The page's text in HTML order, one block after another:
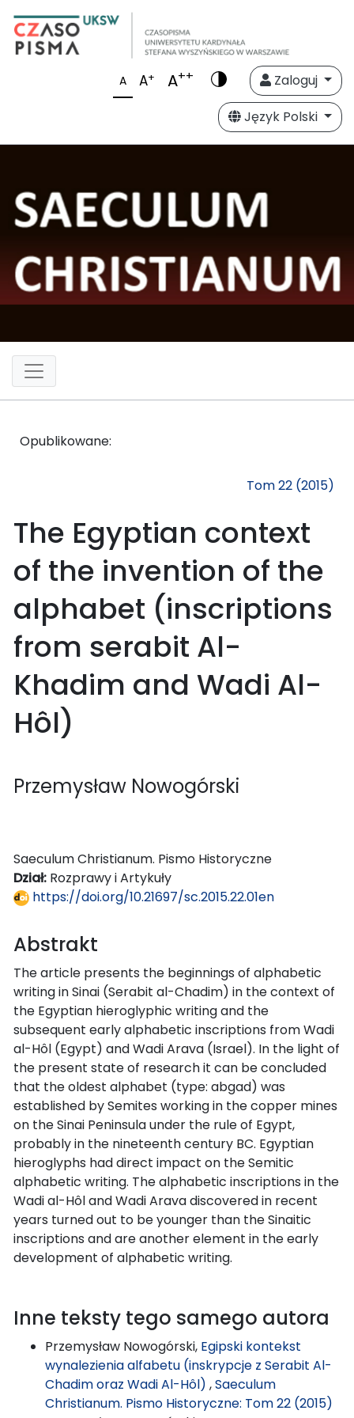
A A+ A++
Zaloguj
Język Polski
Opublikowane:
Tom 22 (2015)
The Egyptian context
of the invention of the
alphabet (inscriptions
from serabit Al-
Khadim and Wadi Al-
Hôl)
Przemysław Nowogórski
Saeculum Christianum. Pismo Historyczne
Dział: Rozprawy i Artykuły
https://doi.org/10.21697/sc.2015.22.01en
Abstrakt
The article presents the beginnings of alphabetic
writing in Sinai (Serabit al-Chadim) in the context of
the Egyptian hieroglyphic writing and the
subsequent early alphabetic inscriptions from Wadi
al-Hôl (Egypt) and Wadi Arava (Israel). In the light of
the present state of research it can be concluded
that the oldest alphabet (type: abgad) was
established by Semites working in the copper mines
on the Sinai Peninsula under the rule of Egypt,
probably in the nineteenth century BC. Egyptian
hieroglyphs had direct impact on the Semitic
alphabetic writing. The alphabetic inscriptions in the
Wadi al-Hôl and Wadi Arava discovered in recent
years turned out to be younger than the Sinaitic
inscriptions and are another element in the early
development of alphabetic writing.
Inne teksty tego samego autora
Przemysław Nowogórski, Egipski kontekst
wynalezienia alfabetu (inskrypcje z Serabit Al-
Chadim oraz Wadi Al-Hôl) ,Saeculum
Christianum. Pismo Historyczne: Tom 22 (2015)